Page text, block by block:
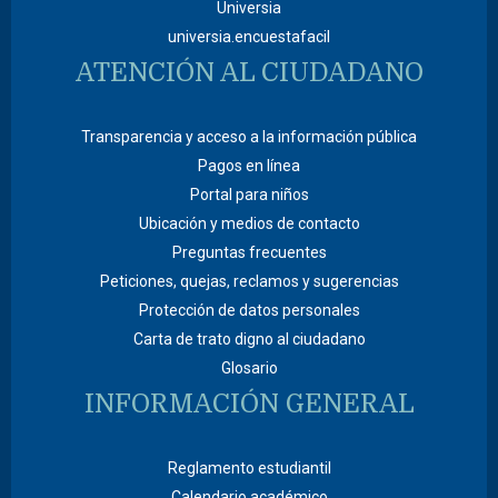
Universia
universia.encuestafacil
ATENCIÓN AL CIUDADANO
Transparencia y acceso a la información pública
Pagos en línea
Portal para niños
Ubicación y medios de contacto
Preguntas frecuentes
Peticiones, quejas, reclamos y sugerencias
Protección de datos personales
Carta de trato digno al ciudadano
Glosario
INFORMACIÓN GENERAL
Reglamento estudiantil